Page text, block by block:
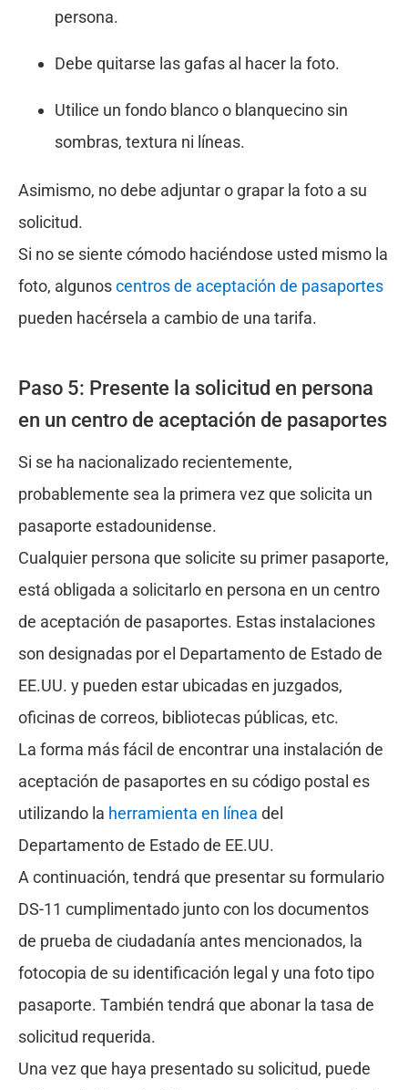
persona.
Debe quitarse las gafas al hacer la foto.
Utilice un fondo blanco o blanquecino sin
sombras, textura ni líneas.
Asimismo, no debe adjuntar o grapar la foto a su
solicitud.
Si no se siente cómodo haciéndose usted mismo la
foto, algunoscentros de aceptación de pasaportes
pueden hacérsela a cambio de una tarifa.
Paso 5: Presente la solicitud en persona
en un centro de aceptación de pasaportes
Si se ha nacionalizado recientemente,
probablemente sea la primera vez que solicita un
pasaporte estadounidense.
Cualquier persona que solicite su primer pasaporte,
está obligada a solicitarlo en persona en un centro
de aceptación de pasaportes. Estas instalaciones
son designadas por el Departamento de Estado de
EE.UU. y pueden estar ubicadas en juzgados,
oficinas de correos, bibliotecas públicas, etc.
La forma más fácil de encontrar una instalación de
aceptación de pasaportes en su código postal es
utilizando la herramienta en línea del
Departamento de Estado de EE.UU.
A continuación, tendrá que presentar su formulario
DS-11 cumplimentado junto con los documentos
de prueba de ciudadanía antes mencionados, la
fotocopia de su identificación legal y una foto tipo
pasaporte. También tendrá que abonar la tasa de
solicitud requerida.
Una vez que haya presentado su solicitud, puede